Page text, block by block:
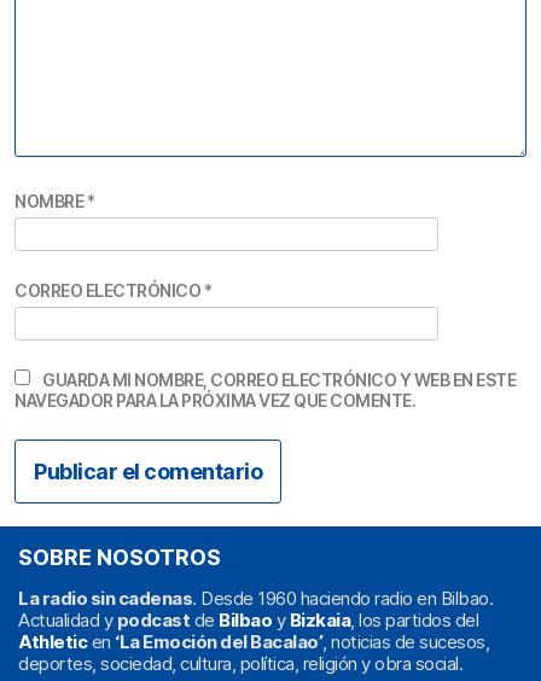
NOMBRE*
CORREO ELECTRÓNICO *
GUARDA MI NOMBRE, CORREO ELECTRÓNICO Y WEB EN ESTE
NAVEGADOR PARA LA PRÓXIMA VEZ QUE COMENTE.
SOBRE NOSOTROS
La radio sin cadenas. Desde 1960 haciendo radio en Bilbao.
Actualidad y podcast de Bilbao y Bizkaia, los partidos del
Athleticen ‘La Emoción del Bacalao’, noticias de sucesos,
deportes, sociedad, cultura, política, religión y obra social.